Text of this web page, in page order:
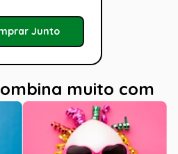
Junto
muito com